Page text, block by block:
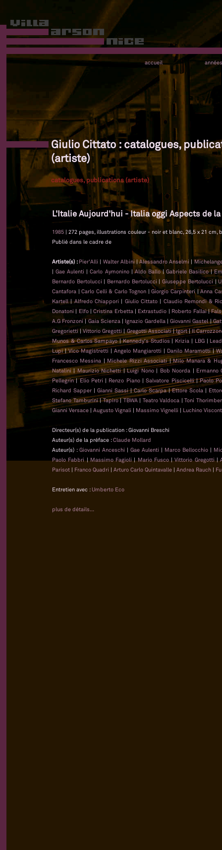
accueil années
Giulio Cittato : catalogues,
(artiste)
catalogues, publications (artiste)
L'Italie Aujourd'hui - Italia oggi Aspects de
1985 | 272 pages, illustrations couleur - noir et blanc, 26,5 x 21 cm,
Publié dans le cadre de
Artiste(s) : Pier'Alli | Walter Albini |Alessandro Anselmi |
|Gae Aulenti |Carlo Aymonino|Aldo Ballo|Gabriele Basilico|
Bernardo Bertolucci | Bernardo Bertolucci |Giuseppe Bertolucci |
Cantafora |Carlo Celli & Carlo Tognon |Giorgio Carpinteri |Anna
Kartell|Alfredo Chiappori | Giulio Cittato| Claudio Remondi &
Donatoni | Elfo|Cristina Erbetta | Extrastudio | Roberto Fallai|
A.G Fronzoni|Gaia Scienza | Ignazio Gardella |Giovanni Gastel|
Gregorietti |Vittorio Gregotti |Gregotti Associati|Igort|Il
Munos & Carlos Sampayo|Kennedy's Studios| Krizia | LBG|
Lupi|Vico Magistretti | Angelo Mangiarotti | Danilo Maramotti|
Francesco Messina | Michele Rizzi Associati|Milo Manara &
Natalini|Maurizio Nichetti|Luigi Nono| Bob Noorda | Ermanno
Pellegrin|Elio Petri | Renzo Piano|Salvatore Piscicelli|Paolo
Richard Sapper| Gianni Sassi|Carlo Scarpa|Ettore Scola |
Stefano Tamburini|Tapiro|TBWA| Teatro Valdoca | Toni
Gianni Versace | Augusto Vignali | Massimo Vignelli | Luchino
Directeur(s) de la publication : Giovanni Breschi
Auteur(s) de la préface :Claude Mollard
Auteur(s) : Giovanni Anceschi | Gae Aulenti | Marco Bellocchio |
Paolo Fabbri|Massimo Fagioli|Mario Fusco|Vittorio Gregotti|
Parisot | Franco Quadri | Arturo Carlo Quintavalle | Andrea Rauch |
Entretien avec : Umberto Eco
plus de détails...